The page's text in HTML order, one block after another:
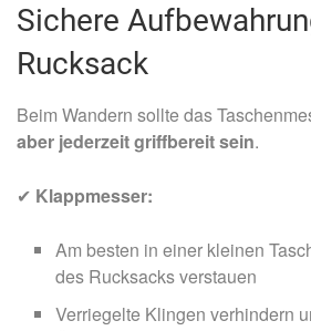
Sichere
Rucksack
Beim Wandern sollte das
aber jederzeit griffbereit sein.
✔ Klappmesser:
Am besten in einer kleinen
des Rucksacks verstauen
Verriegelte Klingen verhindern